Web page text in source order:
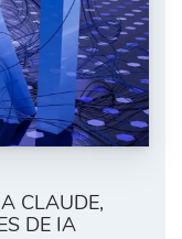
CLAUDE,
DE IA